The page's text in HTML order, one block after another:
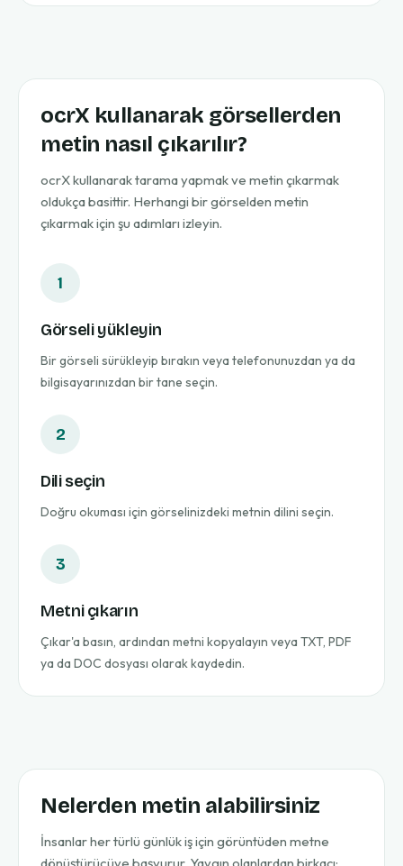
ocrX kullanarak görsellerden
metin nasıl çıkarılır?
ocrX kullanarak tarama yapmak ve metin çıkarmak
oldukça basittir. Herhangi bir görselden metin
çıkarmak için şu adımları izleyin.
1
Görseli yükleyin
Bir görseli sürükleyip bırakın veya telefonunuzdan ya da
bilgisayarınızdan bir tane seçin.
2
Dili seçin
Doğru okuması için görselinizdeki metnin dilini seçin.
3
Metni çıkarın
Çıkar'a basın, ardından metni kopyalayın veya TXT, PDF
ya da DOC dosyası olarak kaydedin.
Nelerden metin alabilirsiniz
İnsanlar her türlü günlük iş için görüntüden metne